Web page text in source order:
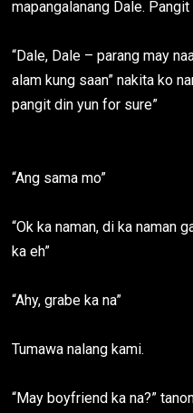
mapangalanang Dale. Pangit
“Dale, Dale – parang may
alam kung saan” nakita ko
pangit din yun for sure”
“Ang sama mo”
“Ok ka naman, di ka naman
ka eh”
“Ahy, grabe ka na”
Tumawa nalang kami.
“May boyfriend ka na?”